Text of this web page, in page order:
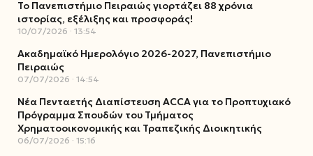
Το Πανεπιστήμιο Πειραιώς γιορτάζει 88 χρόνια
ιστορίας, εξέλιξης και προσφοράς!
10/07/2026 13:54
Ακαδημαϊκό Ημερολόγιο 2026-2027, Πανεπιστήμιο
Πειραιώς
07/07/2026 14:54
Νέα Πενταετής Διαπίστευση ACCA για το Προπτυχιακό
Πρόγραμμα Σπουδών του Τμήματος
Χρηματοοικονομικής και Τραπεζικής Διοικητικής
06/07/2026 15:16